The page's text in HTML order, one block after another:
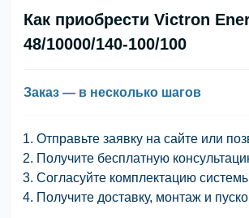
Как приобрести Victron
48/10000/140-100/100
Заказ — в несколько шагов
Отправьте заявку на сайте или
Получите бесплатную
Согласуйте комплектацию
Получите доставку, монтаж и